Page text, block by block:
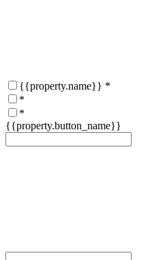
{{property.name}} *
*
*
{{property.button_name}}